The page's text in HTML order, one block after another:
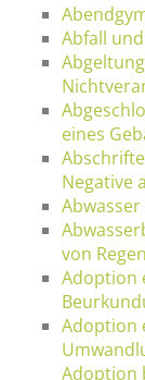
Abfall
eines
Negative
von
Adoption
Adoption
Adoption